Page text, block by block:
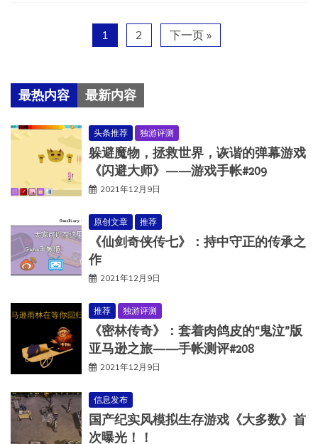
1 2 下一页 »
最热内容 最新内容
头条推荐 独游评测
躲避魔物，拯救世界，诙谐的弹幕游戏
《闪避大师》——游戏手帐#209
2021年12月9日
原创文章 推荐
《仙剑奇侠传七》：持中守正的传承之
作
2021年12月9日
推荐 独游评测
《密林传奇》：套着肉鸽皮的“鬼泣”版
亚马逊之旅——手帐测评#208
2021年12月9日
信息发布
国产纪实风模拟生存游戏《大多数》首
次曝光！！